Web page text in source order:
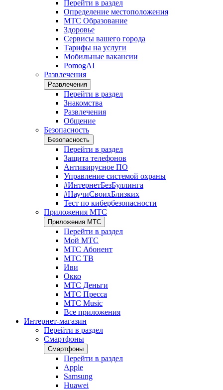
Перейти в раздел
Определение местоположения
МТС Образование
Здоровье
Сервисы вашего города
Тарифы на услуги
Мобильные вакансии
PomogAI
Развлечения
Развлечения
Перейти в раздел
Знакомства
Развлечения
Общение
Безопасность
Безопасность
Перейти в раздел
Защита телефонов
Антивирусное ПО
Управление системой охраны
#ИнтернетБезБуллинга
#НаучиСвоихБлизких
Тест по кибербезопасности
Приложения МТС
Приложения МТС
Перейти в раздел
Мой МТС
МТС Абонент
МТС ТВ
Иви
Окко
МТС Деньги
МТС Пресса
МТС Music
Все приложения
Интернет-магазин
Перейти в раздел
Смартфоны
Смартфоны
Перейти в раздел
Apple
Samsung
Huawei